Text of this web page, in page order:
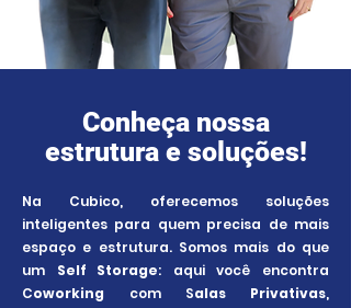
Conheça nossa
estrutura e soluções!
Na Cubico, oferecemos soluções
inteligentes para quem precisa de mais
espaço e estrutura. Somos mais do que
um Self Storage: aqui você encontra
Coworking com Salas Privativas,